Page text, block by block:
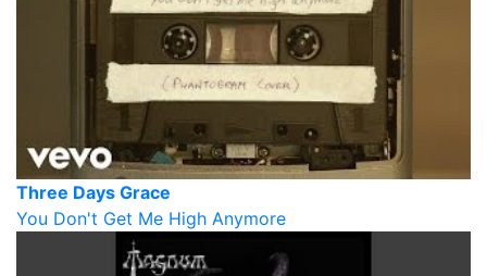
Three Days Grace
You Don't Get Me High Anymore